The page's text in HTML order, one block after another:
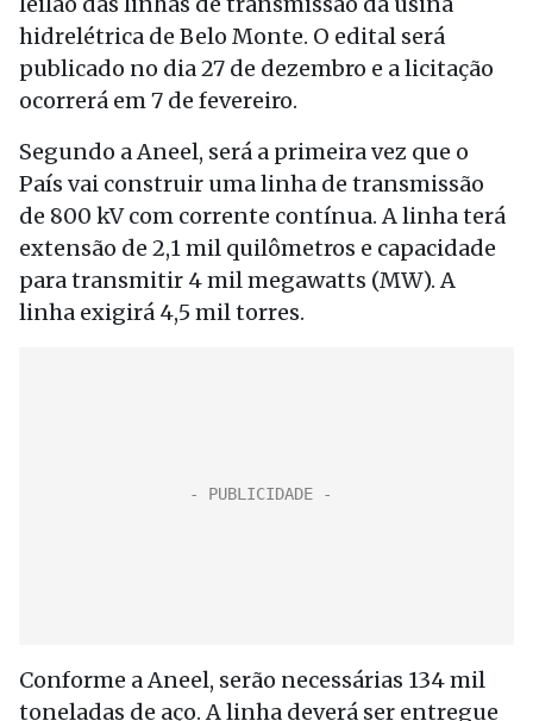
hidrelétrica de Belo Monte. O edital será
publicado no dia 27 de dezembro e a licitação
ocorrerá em 7 de fevereiro.
Segundo a Aneel, será a primeira vez que o
País vai construir uma linha de transmissão
de 800 kV com corrente contínua. A linha terá
extensão de 2,1 mil quilômetros e capacidade
para transmitir 4 mil megawatts (MW). A
linha exigirá 4,5 mil torres.
Conforme a Aneel, serão necessárias 134 mil
toneladas de aço. A linha deverá ser entregue